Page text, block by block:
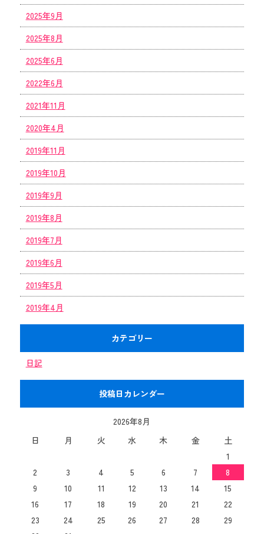
2025年9月
2025年8月
2025年6月
2022年6月
2021年11月
2020年4月
2019年11月
2019年10月
2019年9月
2019年8月
2019年7月
2019年6月
2019年5月
2019年4月
カテゴリー
日記
投稿日カレンダー
2026年8月
日
月 火 水 木 金
土
1
2
3 4 5 6 7
8
9
10 11 12 13 14
15
16
17 18 19 20 21
22
23
24 25 26 27 28
29